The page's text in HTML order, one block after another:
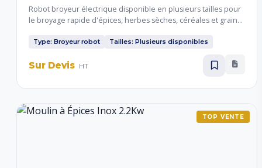
Robot broyeur électrique disponible en plusieurs tailles pour
le broyage rapide d'épices, herbes sèches, céréales et grains.
coopératives.
Type: Broyeur robot Tailles: Plusieurs disponibles
Sur Devis HT
TOP VENTE